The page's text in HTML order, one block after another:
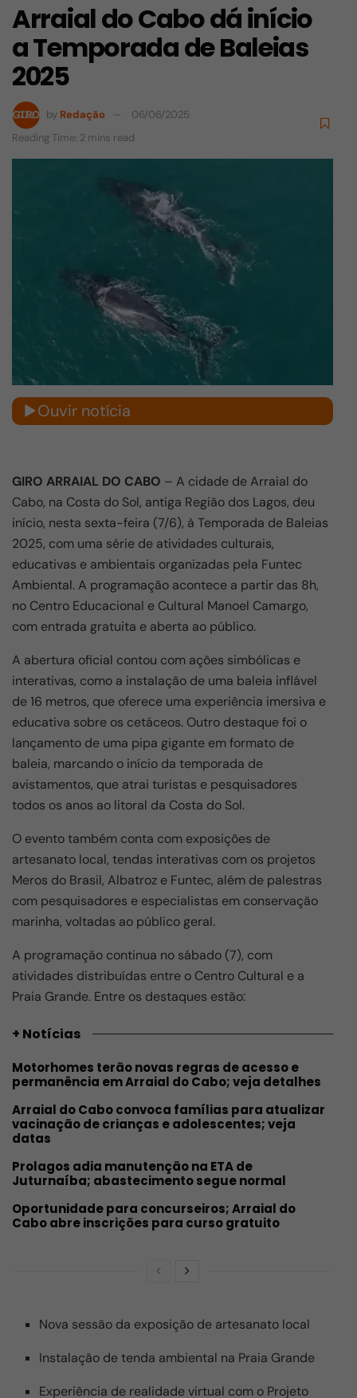
Arraial do Cabo dá início
a Temporada de Baleias
2025
by Redação
06/06/2025
Reading Time: 2 mins read
Ouvir notícia
GIRO ARRAIAL DO CABO – A cidade de Arraial do
Cabo, na Costa do Sol, antiga Região dos Lagos, deu
início, nesta sexta-feira (7/6), à Temporada de Baleias
2025, com uma série de atividades culturais,
educativas e ambientais organizadas pela Funtec
Ambiental. A programação acontece a partir das 8h,
no Centro Educacional e Cultural Manoel Camargo,
com entrada gratuita e aberta ao público.
A abertura oficial contou com ações simbólicas e
interativas, como a instalação de uma baleia inflável
de 16 metros, que oferece uma experiência imersiva e
educativa sobre os cetáceos. Outro destaque foi o
lançamento de uma pipa gigante em formato de
baleia, marcando o início da temporada de
avistamentos, que atrai turistas e pesquisadores
todos os anos ao litoral da Costa do Sol.
O evento também conta com exposições de
artesanato local, tendas interativas com os projetos
Meros do Brasil, Albatroz e Funtec, além de palestras
com pesquisadores e especialistas em conservação
marinha, voltadas ao público geral.
A programação continua no sábado (7), com
atividades distribuídas entre o Centro Cultural e a
Praia Grande. Entre os destaques estão:
+ Notícias
Motorhomes terão novas regras de acesso e
permanência em Arraial do Cabo; veja detalhes
Arraial do Cabo convoca famílias para atualizar
vacinação de crianças e adolescentes; veja
datas
Prolagos adia manutenção na ETA de
Juturnaíba; abastecimento segue normal
Oportunidade para concurseiros; Arraial do
Cabo abre inscrições para curso gratuito
Nova sessão da exposição de artesanato local
Instalação de tenda ambiental na Praia Grande
Experiência de realidade virtual com o Projeto